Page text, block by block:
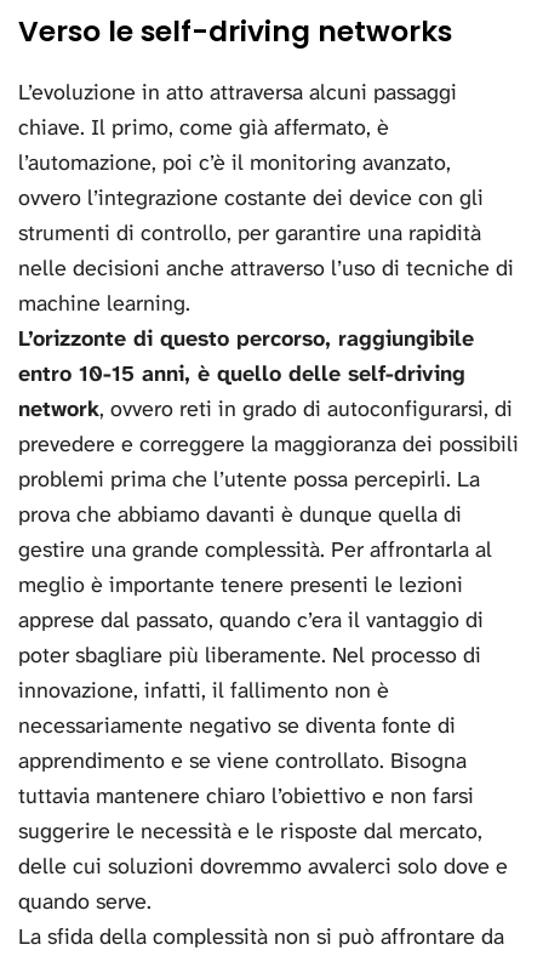
Verso le self-driving networks
L’evoluzione in atto attraversa alcuni passaggi
chiave. Il primo, come già affermato, è
l’automazione, poi c’è il monitoring avanzato,
ovvero l’integrazione costante dei device con gli
strumenti di controllo, per garantire una rapidità
nelle decisioni anche attraverso l’uso di tecniche di
machine learning.
L’orizzonte di questo percorso, raggiungibile
entro 10-15 anni, è quello delle self-driving
network, ovvero reti in grado di autoconfigurarsi, di
prevedere e correggere la maggioranza dei possibili
problemi prima che l’utente possa percepirli. La
prova che abbiamo davanti è dunque quella di
gestire una grande complessità. Per affrontarla al
meglio è importante tenere presenti le lezioni
apprese dal passato, quando c’era il vantaggio di
poter sbagliare più liberamente. Nel processo di
innovazione, infatti, il fallimento non è
necessariamente negativo se diventa fonte di
apprendimento e se viene controllato. Bisogna
tuttavia mantenere chiaro l’obiettivo e non farsi
suggerire le necessità e le risposte dal mercato,
delle cui soluzioni dovremmo avvalerci solo dove e
quando serve.
La sfida della complessità non si può affrontare da